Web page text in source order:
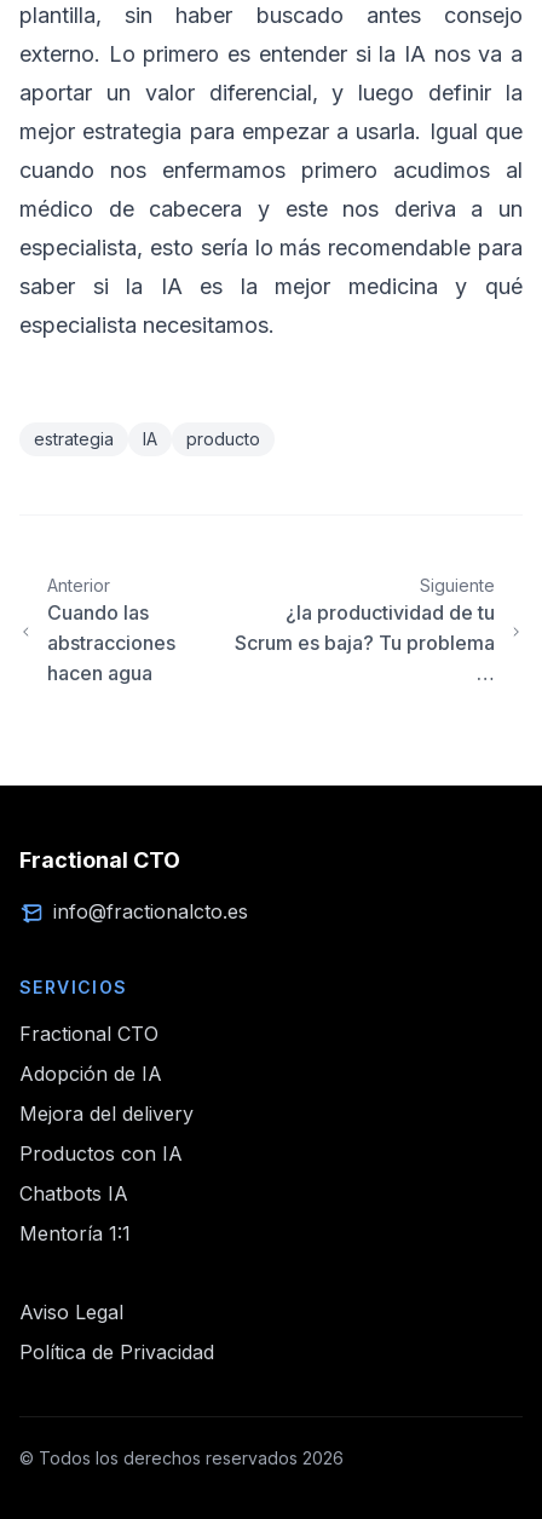
plantilla, sin haber buscado antes consejo
externo. Lo primero es entender si la IA nos va a
aportar un valor diferencial, y luego definir la
mejor estrategia para empezar a usarla. Igual que
cuando nos enfermamos primero acudimos al
médico de cabecera y este nos deriva a un
especialista, esto sería lo más recomendable para
saber si la IA es la mejor medicina y qué
especialista necesitamos.
estrategia IA producto
Anterior
Cuando las
abstracciones
hacen agua
Siguiente
¿la productividad de tu
Scrum es baja? Tu problema
…
Fractional CTO
info@fractionalcto.es
SERVICIOS
Fractional CTO
Adopción de IA
Mejora del delivery
Productos con IA
Chatbots IA
Mentoría 1:1
Aviso Legal
Política de Privacidad
© Todos los derechos reservados 2026